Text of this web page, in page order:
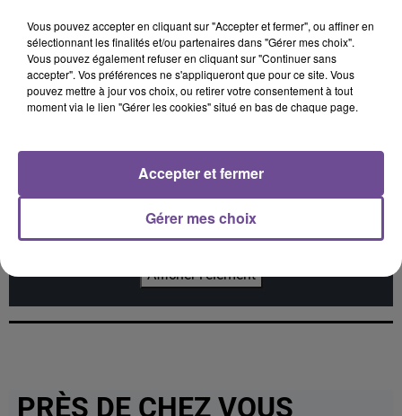
SHAKIRA FEAT. BURNA
BOY
Dai Dai
AMBRE
J'me Demande
LANA DEL REY
Summertime Sadness
Cet élément est masqué compte-tenu du refus du
souhaitez l'afficher, merci de nous donner votre accord
Afficher l'élément
PRÈS DE CHEZ VOUS
Vous pouvez accepter en cliquant sur "Accepter et fermer", ou affiner en
sélectionnant les finalités et/ou partenaires dans "Gérer mes choix".
Vous pouvez également refuser en cliquant sur "Continuer sans
accepter". Vos préférences ne s'appliqueront que pour ce site. Vous
pouvez mettre à jour vos choix, ou retirer votre consentement à tout
moment via le lien "Gérer les cookies" situé en bas de chaque page.
Gérer mes choix
Accepter et fermer